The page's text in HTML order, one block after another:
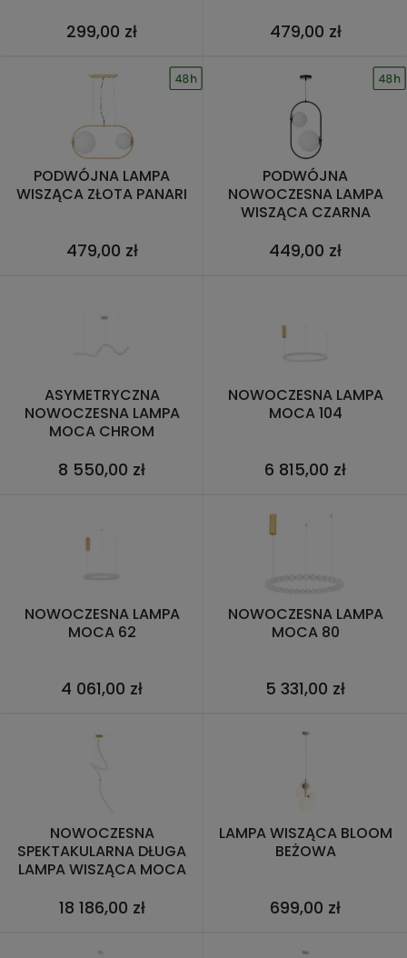
299,00 zł 479,00 zł
PODWÓJNA LAMPA
WISZĄCA ZŁOTA PANARI
479,00 zł
PODWÓJNA
NOWOCZESNA LAMPA
WISZĄCA CZARNA
449,00 zł
ASYMETRYCZNA
NOWOCZESNA LAMPA
MOCA CHROM
8 550,00 zł
NOWOCZESNA LAMPA
MOCA 104
6 815,00 zł
NOWOCZESNA LAMPA
MOCA 62
4 061,00 zł
NOWOCZESNA LAMPA
MOCA 80
5 331,00 zł
NOWOCZESNA
SPEKTAKULARNA DŁUGA
LAMPA WISZĄCA MOCA
18 186,00 zł
LAMPA WISZĄCA BLOOM
BEŻOWA
699,00 zł